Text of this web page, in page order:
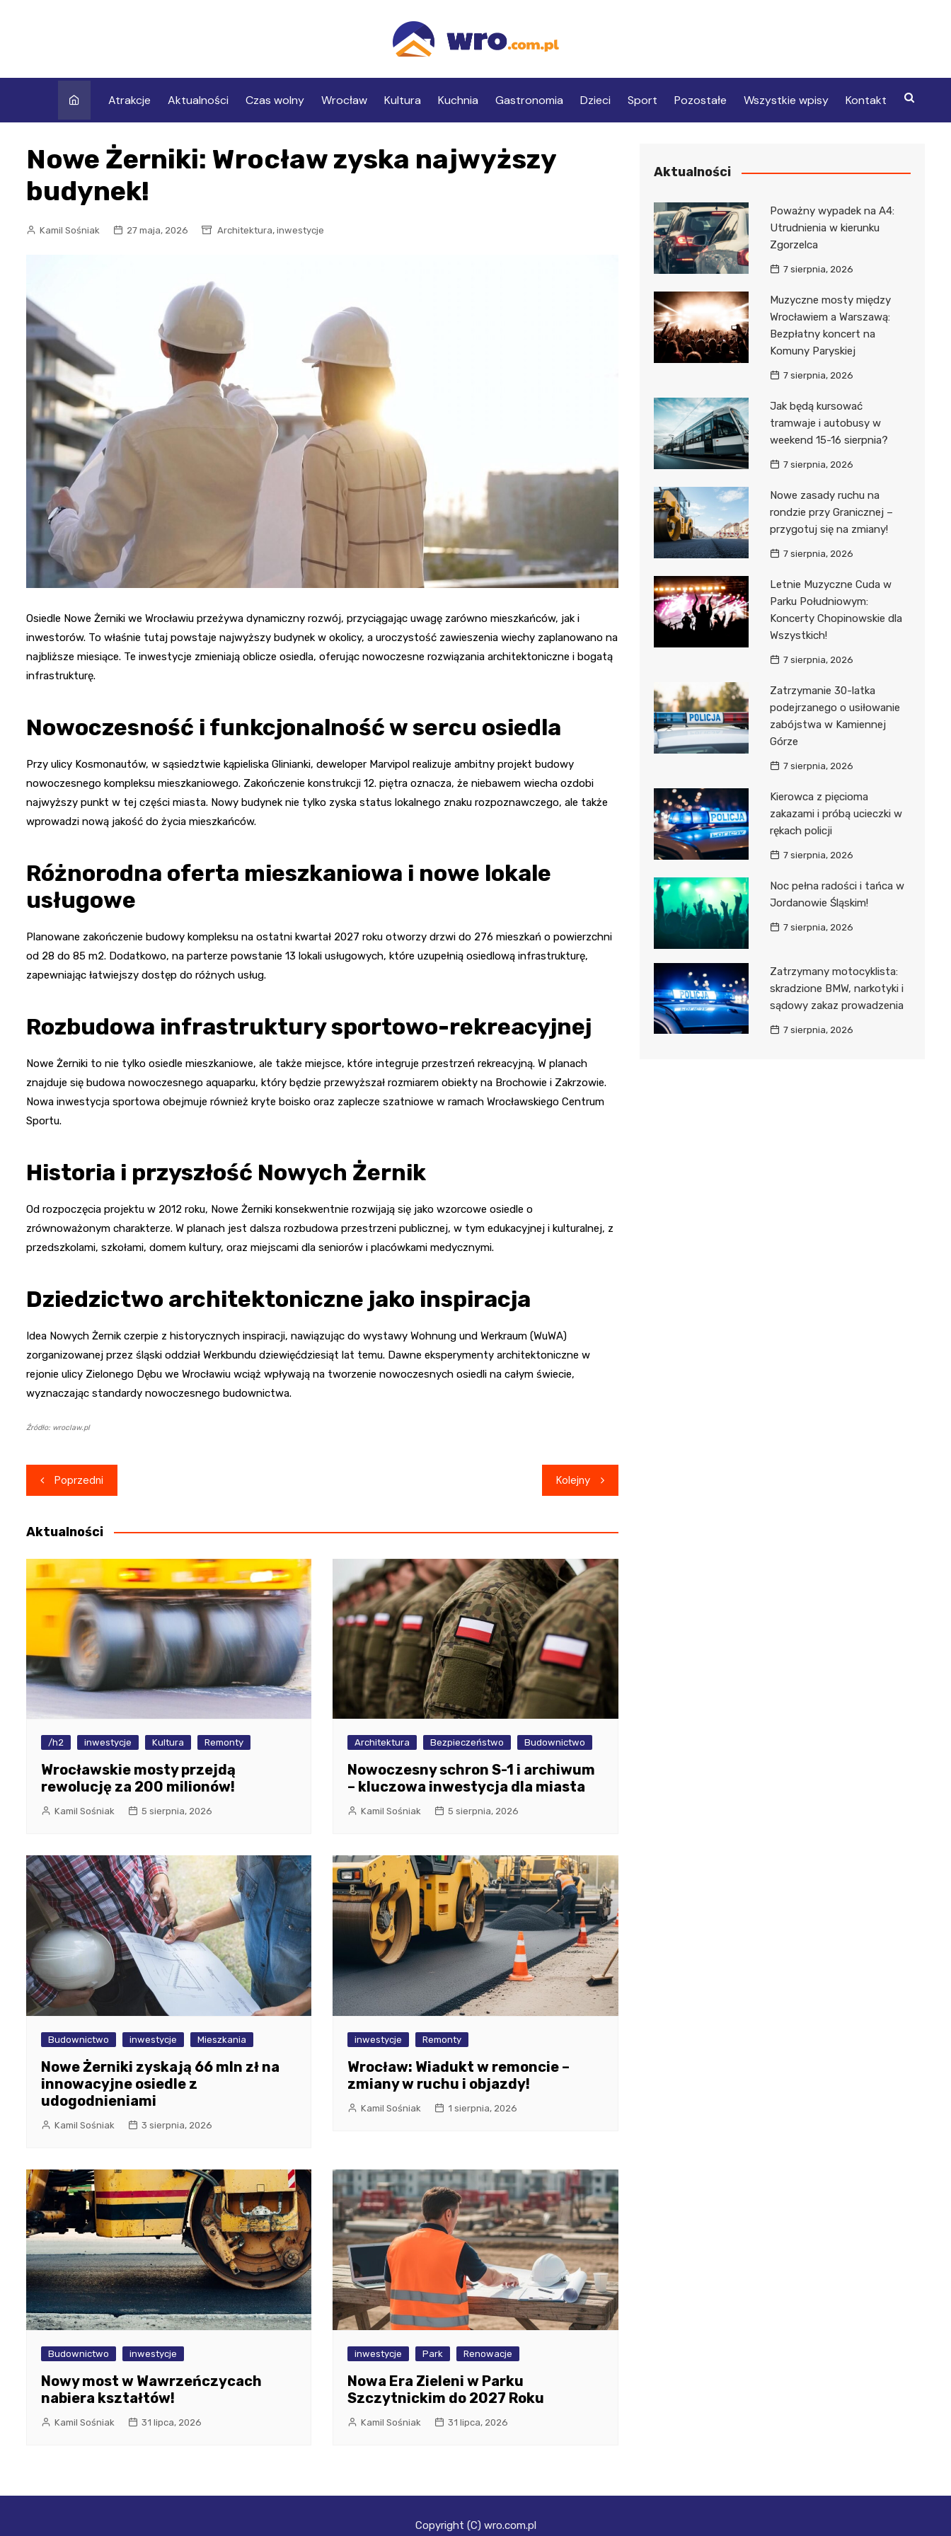
Atrakcje Aktualności Czas wolny Wrocław Kultura Kuchnia Gastronomia Dzieci Sport Pozostałe Wszystkie wpisy Kontakt
Nowe Żerniki: Wrocław zyska najwyższy
budynek!
Kamil Sośniak 27 maja, 2026 Architektura, inwestycje
Osiedle Nowe Żerniki we Wrocławiu przeżywa dynamiczny rozwój, przyciągając uwagę zarówno mieszkańców, jak i
inwestorów. To właśnie tutaj powstaje najwyższy budynek w okolicy, a uroczystość zawieszenia wiechy zaplanowano na
najbliższe miesiące. Te inwestycje zmieniają oblicze osiedla, oferując nowoczesne rozwiązania architektoniczne i bogatą
infrastrukturę.
Nowoczesność i funkcjonalność w sercu osiedla
Przy ulicy Kosmonautów, w sąsiedztwie kąpieliska Glinianki, deweloper Marvipol realizuje ambitny projekt budowy
nowoczesnego kompleksu mieszkaniowego. Zakończenie konstrukcji 12. piętra oznacza, że niebawem wiecha ozdobi
najwyższy punkt w tej części miasta. Nowy budynek nie tylko zyska status lokalnego znaku rozpoznawczego, ale także
wprowadzi nową jakość do życia mieszkańców.
Różnorodna oferta mieszkaniowa i nowe lokale
usługowe
Planowane zakończenie budowy kompleksu na ostatni kwartał 2027 roku otworzy drzwi do 276 mieszkań o powierzchni
od 28 do 85 m2. Dodatkowo, na parterze powstanie 13 lokali usługowych, które uzupełnią osiedlową infrastrukturę,
zapewniając łatwiejszy dostęp do różnych usług.
Rozbudowa infrastruktury sportowo-rekreacyjnej
Nowe Żerniki to nie tylko osiedle mieszkaniowe, ale także miejsce, które integruje przestrzeń rekreacyjną. W planach
znajduje się budowa nowoczesnego aquaparku, który będzie przewyższał rozmiarem obiekty na Brochowie i Zakrzowie.
Nowa inwestycja sportowa obejmuje również kryte boisko oraz zaplecze szatniowe w ramach Wrocławskiego Centrum
Sportu.
Historia i przyszłość Nowych Żernik
Od rozpoczęcia projektu w 2012 roku, Nowe Żerniki konsekwentnie rozwijają się jako wzorcowe osiedle o
zrównoważonym charakterze. W planach jest dalsza rozbudowa przestrzeni publicznej, w tym edukacyjnej i kulturalnej, z
przedszkolami, szkołami, domem kultury, oraz miejscami dla seniorów i placówkami medycznymi.
Dziedzictwo architektoniczne jako inspiracja
Idea Nowych Żernik czerpie z historycznych inspiracji, nawiązując do wystawy Wohnung und Werkraum (WuWA)
zorganizowanej przez śląski oddział Werkbundu dziewięćdziesiąt lat temu. Dawne eksperymenty architektoniczne w
rejonie ulicy Zielonego Dębu we Wrocławiu wciąż wpływają na tworzenie nowoczesnych osiedli na całym świecie,
wyznaczając standardy nowoczesnego budownictwa.
Źródło: wroclaw.pl
Nawigacja
wpisu
Poprzedni Kolejny
Aktualności
/h2 inwestycje Kultura Remonty
Wrocławskie mosty przejdą
rewolucję za 200 milionów!
Kamil Sośniak 5 sierpnia, 2026
Architektura Bezpieczeństwo Budownictwo
Nowoczesny schron S-1 i archiwum
– kluczowa inwestycja dla miasta
Kamil Sośniak 5 sierpnia, 2026
Budownictwo inwestycje Mieszkania
Nowe Żerniki zyskają 66 mln zł na
innowacyjne osiedle z
udogodnieniami
Kamil Sośniak 3 sierpnia, 2026
inwestycje Remonty
Wrocław: Wiadukt w remoncie –
zmiany w ruchu i objazdy!
Kamil Sośniak 1 sierpnia, 2026
Budownictwo inwestycje
Nowy most w Wawrzeńczycach
nabiera kształtów!
Kamil Sośniak 31 lipca, 2026
inwestycje Park Renowacje
Nowa Era Zieleni w Parku
Szczytnickim do 2027 Roku
Kamil Sośniak 31 lipca, 2026
Aktualności
Poważny wypadek na A4:
Utrudnienia w kierunku
Zgorzelca
7 sierpnia, 2026
Muzyczne mosty między
Wrocławiem a Warszawą:
Bezpłatny koncert na
Komuny Paryskiej
7 sierpnia, 2026
Jak będą kursować
tramwaje i autobusy w
weekend 15-16 sierpnia?
7 sierpnia, 2026
Nowe zasady ruchu na
rondzie przy Granicznej –
przygotuj się na zmiany!
7 sierpnia, 2026
Letnie Muzyczne Cuda w
Parku Południowym:
Koncerty Chopinowskie dla
Wszystkich!
7 sierpnia, 2026
Zatrzymanie 30-latka
podejrzanego o usiłowanie
zabójstwa w Kamiennej
Górze
7 sierpnia, 2026
Kierowca z pięcioma
zakazami i próbą ucieczki w
rękach policji
7 sierpnia, 2026
Noc pełna radości i tańca w
Jordanowie Śląskim!
7 sierpnia, 2026
Zatrzymany motocyklista:
skradzione BMW, narkotyki i
sądowy zakaz prowadzenia
7 sierpnia, 2026
Copyright (C) wro.com.pl